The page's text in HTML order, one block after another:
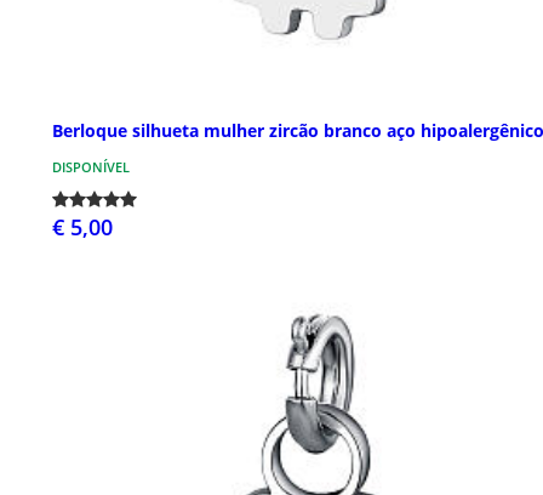
Berloque silhueta mulher zircão branco aço hipoalergênico
DISPONÍVEL
€ 5,00